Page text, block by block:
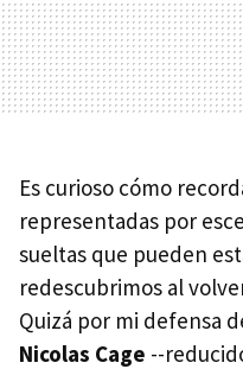
Es curioso cómo
representadas por
sueltas que pueden
redescubrimos al
Quizá por mi defensa
Nicolas Cage --